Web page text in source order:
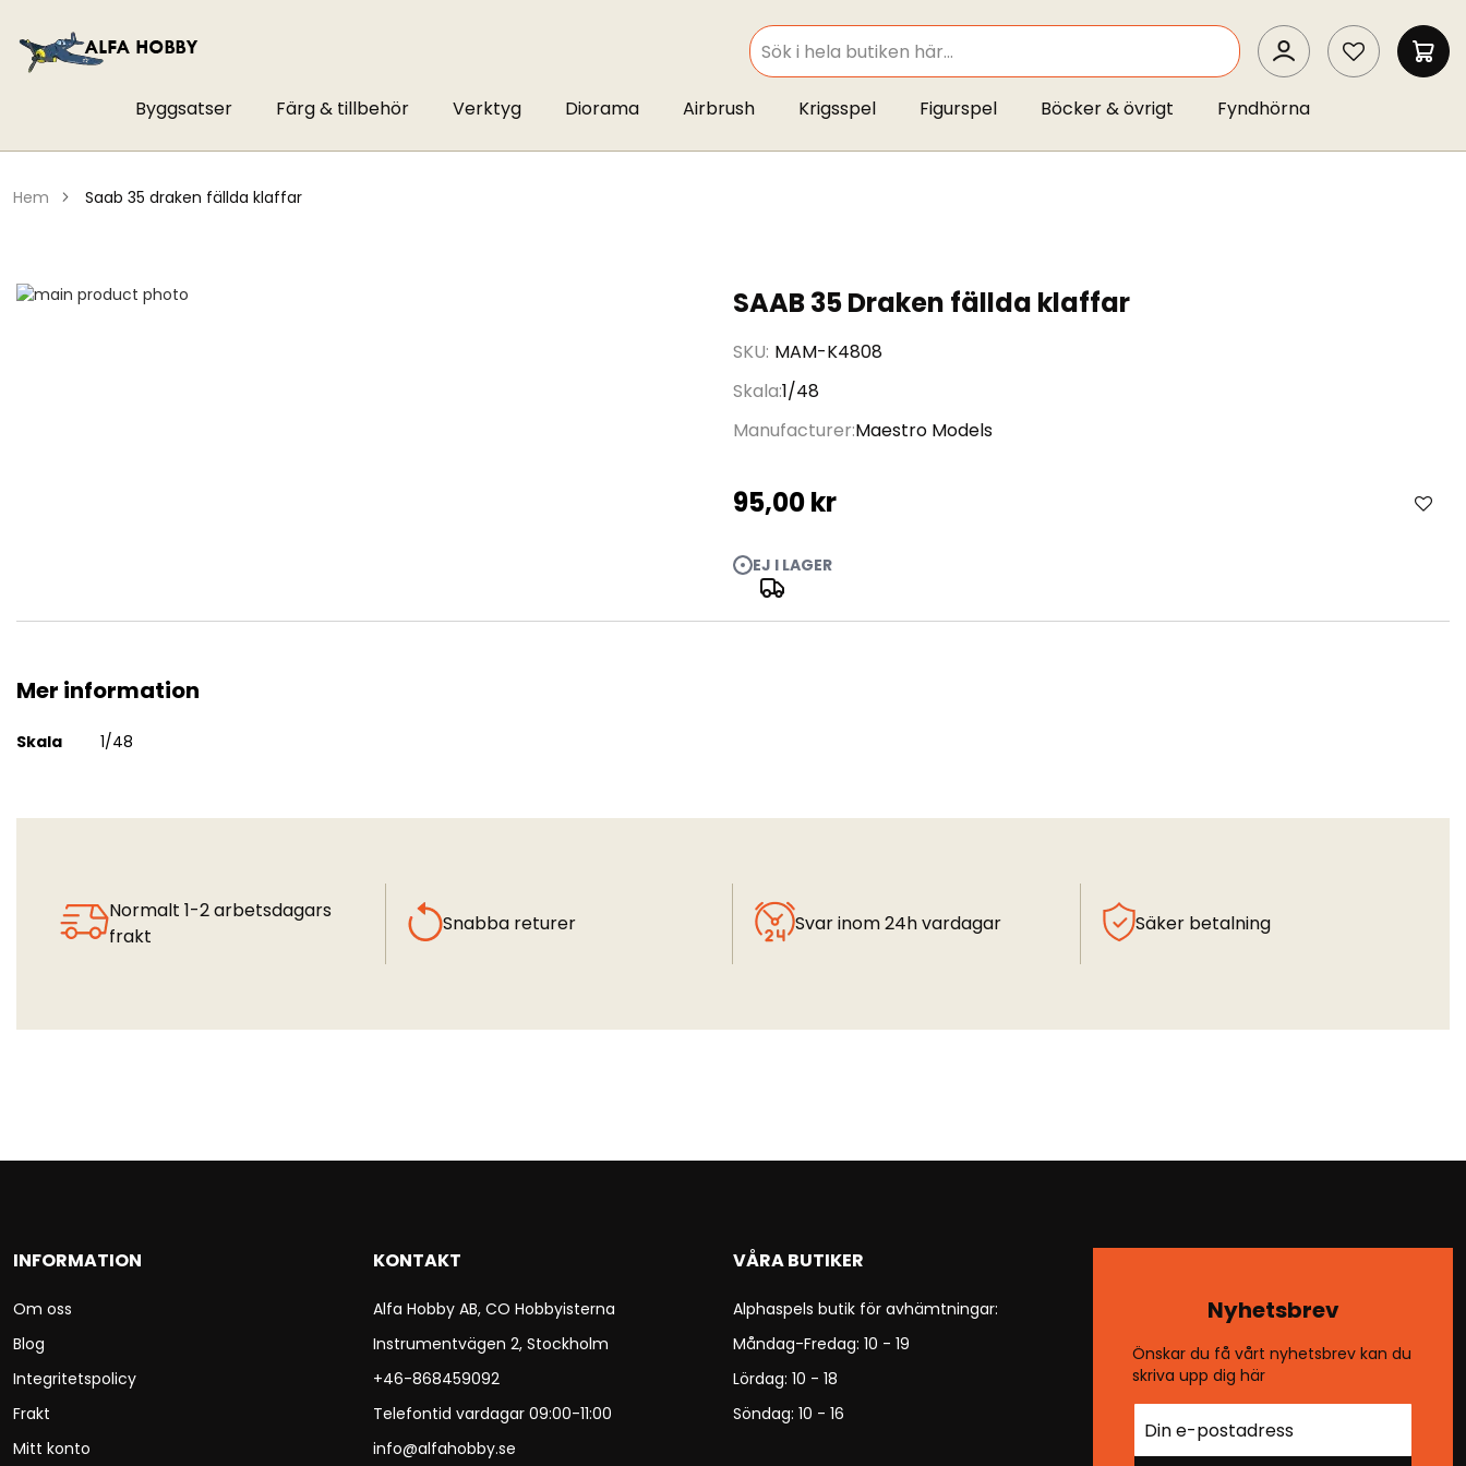
SEARCH
SEARCH
MIN
Byggsatser Färg & tillbehör Verktyg Diorama Airbrush Krigsspel Figurspel Böcker & övrigt Fyndhörna
hem saab 35 draken fällda klaffar
SAAB 35 Draken fällda klaffar
SKU MAM-K4808
Skala1/48
Manufacturer Maestro Models
95,00 kr
EJ I LAGER
Hoppa
Mer information
Mer
Skala 1/48
Normalt 1-2 arbetsdagars
frakt
Snabba returer Svar inom 24h vardagar Säker betalning
INFORMATION
Om oss
Blog
Integritetspolicy
Frakt
Mitt konto
KONTAKT
Alfa Hobby AB, CO Hobbyisterna
Instrumentvägen 2, Stockholm
+46-868459092
Telefontid vardagar 09:00-11:00
info@alfahobby.se
VÅRA BUTIKER
Alphaspels butik för avhämtningar:
Måndag-Fredag: 10 - 19
Lördag: 10 - 18
Söndag: 10 - 16
Nyhetsbrev
Önskar du få vårt nyhetsbrev kan du
skriva upp dig här